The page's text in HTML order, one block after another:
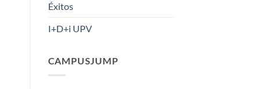
Éxitos
I+D+i UPV
CAMPUSJUMP